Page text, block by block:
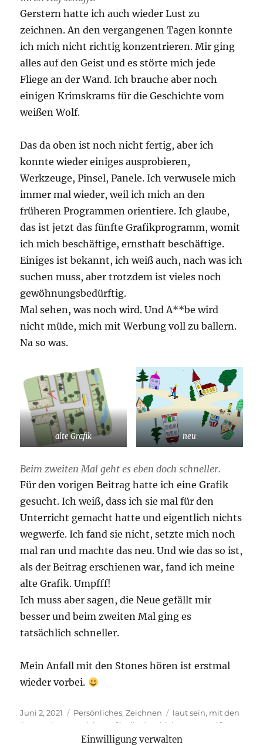
Einwilligung verwalten
Gerstern hatte ich auch wieder Lust zu
zeichnen. An den vergangenen Tagen konnte
ich mich nicht richtig konzentrieren. Mir ging
alles auf den Geist und es störte mich jede
Fliege an der Wand. Ich brauche aber noch
einigen Krimskrams für die Geschichte vom
weißen Wolf.
Das da oben ist noch nicht fertig, aber ich
konnte wieder einiges ausprobieren,
Werkzeuge, Pinsel, Panele. Ich verwusele mich
immer mal wieder, weil ich mich an den
früheren Programmen orientiere. Ich glaube,
das ist jetzt das fünfte Grafikprogramm, womit
ich mich beschäftige, ernsthaft beschäftige.
Einiges ist bekannt, ich weiß auch, nach was ich
suchen muss, aber trotzdem ist vieles noch
gewöhnungsbedürftig.
Mal sehen, was noch wird. Und A**be wird
nicht müde, mich mit Werbung voll zu ballern.
Na so was.
alte Grafik neu
Beim zweiten Mal geht es eben doch schneller.
Für den vorigen Beitrag hatte ich eine Grafik
gesucht. Ich weiß, dass ich sie mal für den
Unterricht gemacht hatte und eigentlich nichts
wegwerfe. Ich fand sie nicht, setzte mich noch
mal ran und machte das neu. Und wie das so ist,
als der Beitrag erschienen war, fand ich meine
alte Grafik. Umpfff!
Ich muss aber sagen, die Neue gefällt mir
besser und beim zweiten Mal ging es
tatsächlich schneller.
Mein Anfall mit den Stones hören ist erstmal
wieder vorbei.
Veröffentlicht
am
Juni 2, 2021 Kategorien
Persönliches,Zeichnen Schlagwörter
laut sein, mit den
Stones singen
zeichnen für die Geschichte vom weißen
14 Kommentarezu